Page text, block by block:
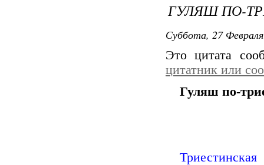
ГУЛЯШ ПО-
Суббота, 27
Это цитата
цитатник или
Гуляш по-